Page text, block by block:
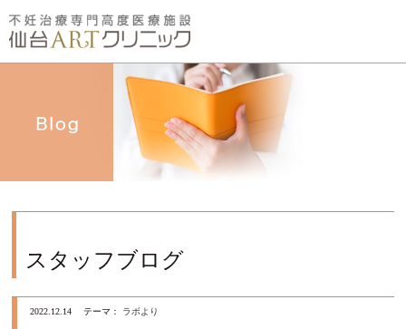
スタッフブログ
2022.12.14 テーマ： ラボより